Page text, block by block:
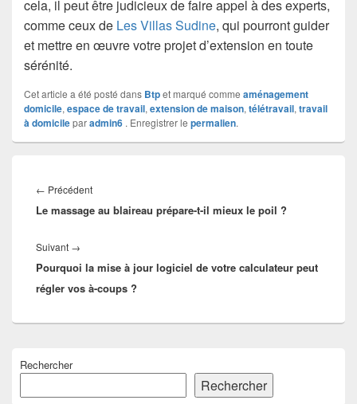
cela, il peut être judicieux de faire appel à des experts,
comme ceux de Les Villas Sudine, qui pourront guider
et mettre en œuvre votre projet d’extension en toute
sérénité.
Cet article a été posté dans Btpet marqué comme aménagement
domicile, espace de travail, extension de maison, télétravail, travail
à domicileparadmin6 . Enregistrer le permalien.
de
l’article
← PrécédentArticle
précédent :
Le massage au blaireau prépare-t-il mieux le poil ?
Suivant →
suivant :
Pourquoi la mise à jour logiciel de votre calculateur peut
régler vos à-coups ?
principale
widget
Rechercher
Rechercher